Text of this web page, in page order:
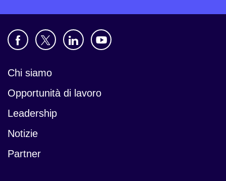
Chi siamo
Opportunità di lavoro
Leadership
Notizie
Partner